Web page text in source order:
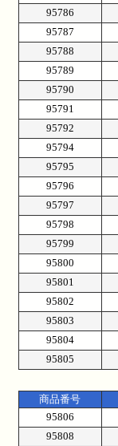
95786
95787
95788
95789
95790
95791
95792
95794
95795
95796
95797
95798
95799
95800
95801
95802
95803
95804
95805
商品番号
95806
95808